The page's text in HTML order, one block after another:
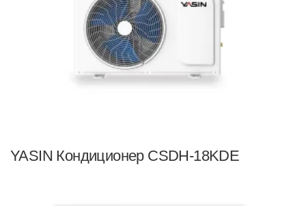
YASIN Кондиционер CSDH-18KDE